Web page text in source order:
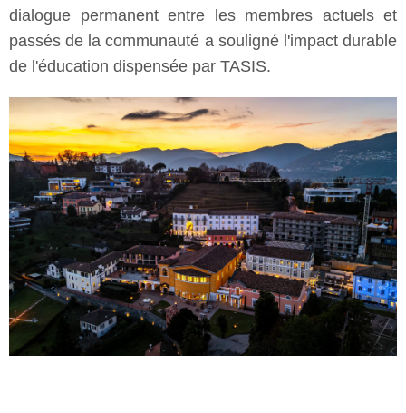
dialogue permanent entre les membres actuels et
passés de la communauté a souligné l'impact durable
de l'éducation dispensée par TASIS.